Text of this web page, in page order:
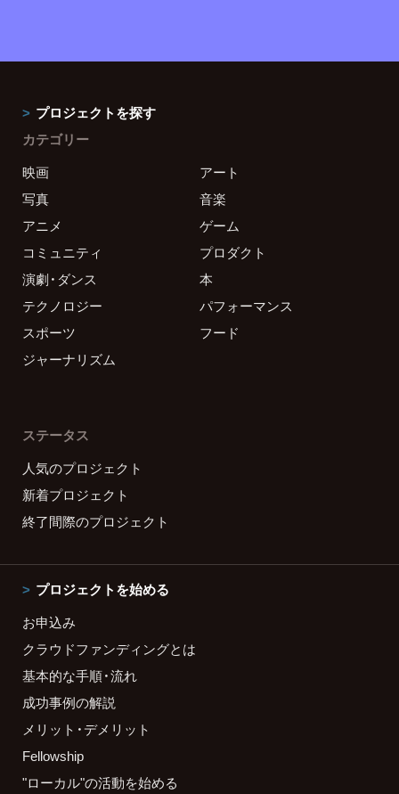
プロジェクトを探す
カテゴリー
映画
アート
写真
音楽
アニメ
ゲーム
コミュニティ
プロダクト
演劇・ダンス
本
テクノロジー
パフォーマンス
スポーツ
フード
ジャーナリズム
ステータス
人気のプロジェクト
新着プロジェクト
終了間際のプロジェクト
プロジェクトを始める
お申込み
クラウドファンディングとは
基本的な手順・流れ
成功事例の解説
メリット・デメリット
Fellowship
"ローカル"の活動を始める